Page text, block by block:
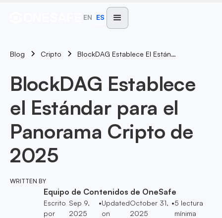
EN ES
Blog Cripto BlockDAG Establece El Estándar Para El Panorama Cripto De 2025
BlockDAG Establece
el Estándar para el
Panorama Cripto de
2025
WRITTEN BY
Equipo de Contenidos de OneSafe
Escrito
por
Sep 9,
2025
•Updated
on
October 31,
2025
•5 lectura
mínima